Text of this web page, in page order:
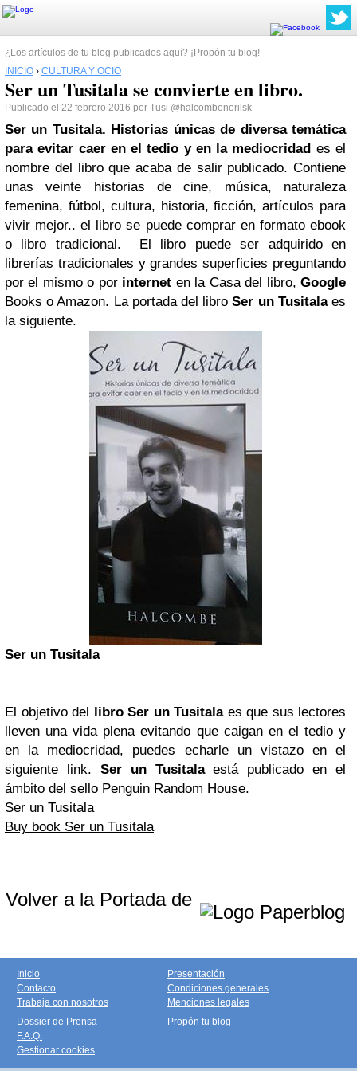
¿Los artículos de tu blog publicados aquí? ¡Propón tu blog!
INICIO › CULTURA Y OCIO
Ser un Tusitala se convierte en libro.
Publicado el 22 febrero 2016 por Tusi @halcombenorilsk
Ser un Tusitala. Historias únicas de diversa temática
para evitar caer en el tedio y en la mediocridad es el
nombre del libro que acaba de salir publicado. Contiene
unas veinte historias de cine, música, naturaleza
femenina, fútbol, cultura, historia, ficción, artículos para
vivir mejor.. el libro se puede comprar en formato ebook
o libro tradicional.
El libro puede ser adquirido en
librerías tradicionales y grandes superficies preguntando
por el mismo o por internet en la Casa del libro,Google
Books o Amazon. La portada del libroSer un Tusitalaes
la siguiente.
Ser un Tusitala
El objetivo del libro Ser un Tusitala es que sus lectores
lleven una vida plena evitando que caigan en el tedio y
en la mediocridad, puedes echarle un vistazo en el
siguiente link. Ser un Tusitalaestá publicado en el
ámbito del sello Penguin Random House.
Ser un Tusitala
Buy book Ser un Tusitala
Volver a la Portada de
Inicio
Contacto
Trabaja con nosotros
Presentación
Condiciones generales
Menciones legales
Dossier de Prensa
F.A.Q.
Gestionar cookies
Propón tu blog